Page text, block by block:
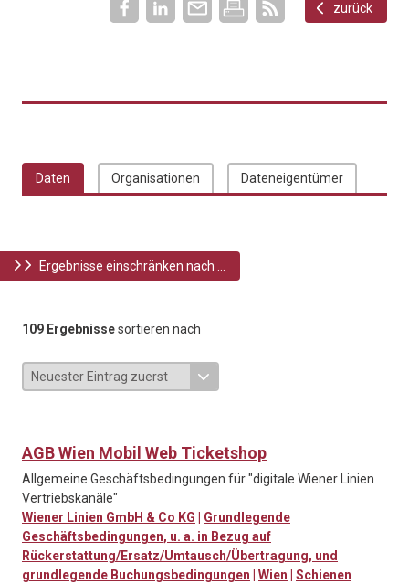
zurück
Daten Organisationen Dateneigentümer
Ergebnisse einschränken nach ...
109 Ergebnissesortieren nach
AGB Wien Mobil Web Ticketshop
Allgemeine Geschäftsbedingungen für "digitale Wiener Linien
Vertriebskanäle"
Wiener Linien GmbH & Co KG
Grundlegende
Geschäftsbedingungen, u. a. in Bezug auf
Rückerstattung/Ersatz/Umtausch/Übertragung, und
grundlegende Buchungsbedingungen
Wien
Schienen